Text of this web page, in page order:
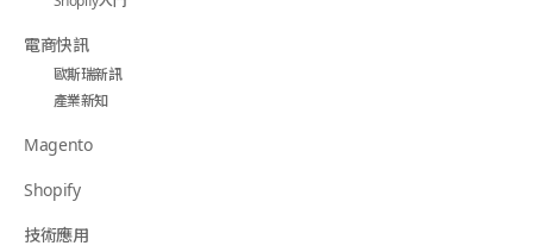
電商快訊
歐斯瑞新訊
產業新知
Magento
Shopify
技術應用